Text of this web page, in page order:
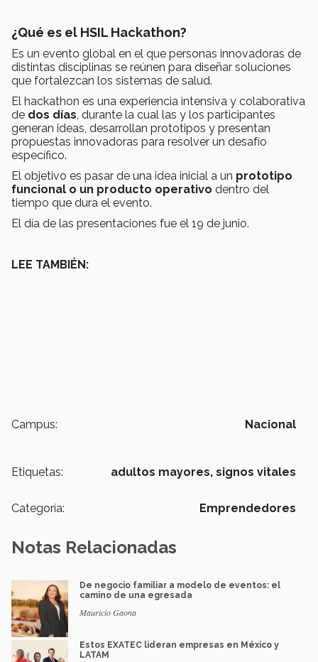
¿Qué es el HSIL Hackathon?
Es un evento global en el que personas innovadoras de
distintas disciplinas se reúnen para diseñar soluciones
que fortalezcan los sistemas de salud.
El hackathon es una experiencia intensiva y colaborativa
de dos días, durante la cual las y los participantes
generan ideas, desarrollan prototipos y presentan
propuestas innovadoras para resolver un desafío
específico.
El objetivo es pasar de una idea inicial a un prototipo
funcional o un producto operativo dentro del
tiempo que dura el evento.
El día de las presentaciones fue el 19 de junio.
LEE TAMBIÉN:
Campus: Nacional
Etiquetas: adultos mayores, signos vitales
Categoría: Emprendedores
Notas Relacionadas
De negocio familiar a modelo de eventos: el
camino de una egresada
Mauricio Gaona
Estos EXATEC lideran empresas en México y
LATAM